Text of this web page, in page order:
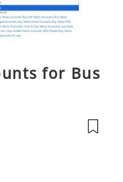
for Bus